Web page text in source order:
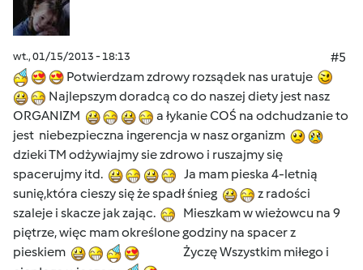
wt., 01/15/2013 - 18:13
#5
Potwierdzam zdrowy rozsądek nas uratuje
Najlepszym doradcą co do naszej diety jest nasz
ORGANIZM
a łykanie COŚ na odchudzanie to
jest niebezpieczna ingerencja w nasz organizm
dzieki TM odżywiajmy sie zdrowo i ruszajmy się
spacerujmy itd.
Ja mam pieska 4-letnią
sunię,która cieszy się że spadł śnieg
z radości
szaleje i skacze jak zając.
Mieszkam w wieżowcu na 9
piętrze, więc mam określone godziny na spacer z
pieskiem
Życzę Wszystkim miłego i